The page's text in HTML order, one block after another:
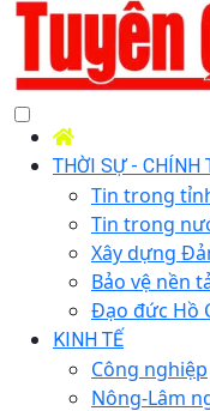
THỜI SỰ - CHÍNH
Tin trong
Tin trong
Xây dựng
Bảo vệ nền
Đạo đức Hồ
KINH TẾ
Công nghiệp
Nông-Lâm